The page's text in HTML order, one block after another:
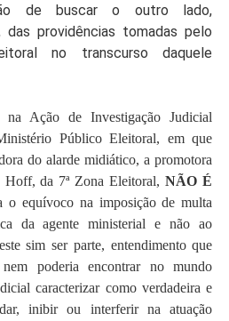
de buscar o outro lado,
providências tomadas pelo
no transcurso daquele
Ação de Investigação Judicial
Público Eleitoral, em que
do alarde midiático, a promotora
Hoff, da 7ª Zona Eleitoral,NÃO É
o equívoco na imposição de multa
da agente ministerial e não ao
sim ser parte, entendimento que
poderia encontrar no mundo
caracterizar como verdadeira e
inibir ou interferir na atuação